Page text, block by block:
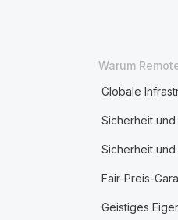
Warum
Globale
Sicherheit
Sicherheit
Fair-Preis-
Geistiges